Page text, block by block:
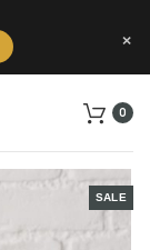
0
SALE
×